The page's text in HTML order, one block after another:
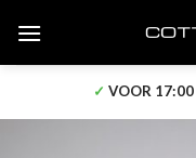
content
✓ VOOR 17:00